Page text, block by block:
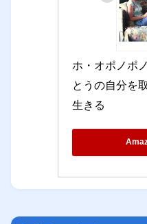
ホ・オポノポ
とうの自分を
生きる